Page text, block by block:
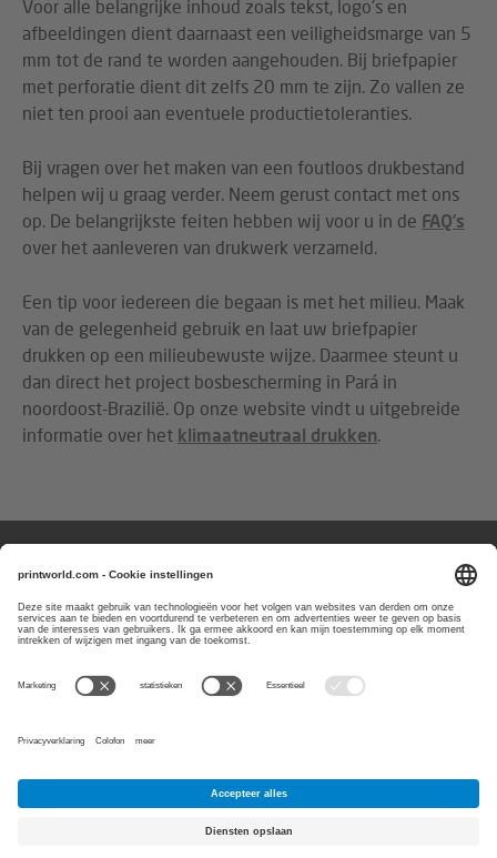
Voor alle belangrijke inhoud zoals tekst, logo's en
afbeeldingen dient daarnaast een veiligheidsmarge van 5
mm tot de rand te worden aangehouden. Bij briefpapier
met perforatie dient dit zelfs 20 mm te zijn. Zo vallen ze
niet ten prooi aan eventuele productietoleranties.
Bij vragen over het maken van een foutloos drukbestand
helpen wij u graag verder. Neem gerust contact met ons
op. De belangrijkste feiten hebben wij voor u in de FAQ’s
over het aanleveren van drukwerk verzameld.
Een tip voor iedereen die begaan is met het milieu. Maak
van de gelegenheid gebruik en laat uw briefpapier
drukken op een milieubewuste wijze. Daarmee steunt u
dan direct het project bosbescherming in Pará in
noordoost-Brazilië. Op onze website vindt u uitgebreide
informatie over het klimaatneutraal drukken.
Vragen of aanmerkingen?
Wij zijn bereikbaar vanmaandag t/m
vrijdag van 8:00 tot 17:00 uur
0800-0227403
service@printworld.nl